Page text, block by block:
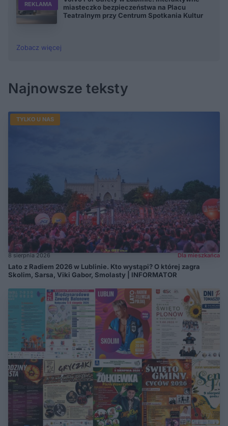
REKLAMA
miasteczko bezpieczeństwa na Placu
Teatralnym przy Centrum Spotkania Kultur
Zobacz więcej
Najnowsze teksty
TYLKO U NAS
8 sierpnia 2026 Dla mieszkańca
Lato z Radiem 2026 w Lublinie. Kto wystąpi? O której zagra
Skolim, Sarsa, Viki Gabor, Smolasty | INFORMATOR